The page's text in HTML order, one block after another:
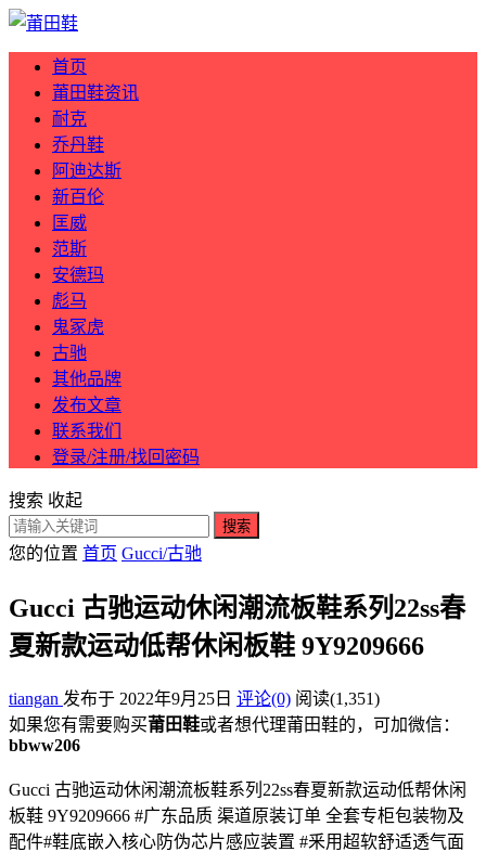
首页
莆田鞋资讯
耐克
乔丹鞋
阿迪达斯
新百伦
匡威
范斯
安德玛
彪马
鬼冢虎
古驰
其他品牌
发布文章
联系我们
登录/注册/找回密码
搜索 收起
搜索
您的位置 首页 Gucci/古驰
Gucci 古驰运动休闲潮流板鞋系列22ss春
夏新款运动低帮休闲板鞋 9Y9209666
tiangan 发布于 2022年9月25日 评论(0) 阅读(1,351)
如果您有需要购买莆田鞋或者想代理莆田鞋的，可加微信：
bbww206
Gucci 古驰运动休闲潮流板鞋系列22ss春夏新款运动低帮休闲
板鞋 9Y9209666 #广东品质 渠道原装订单 全套专柜包装物及
配件#鞋底嵌入核心防伪芯片感应装置 #釆用超软舒适透气面